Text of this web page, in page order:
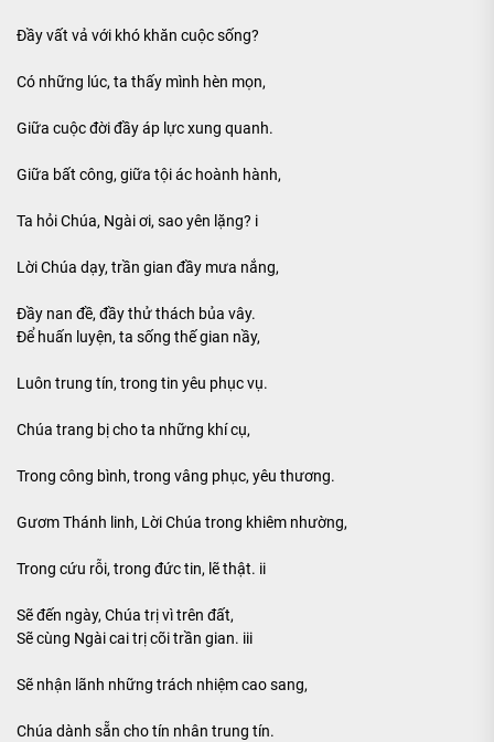
Đầy vất vả với khó khăn cuộc sống?
Có những lúc, ta thấy mình hèn mọn,
Giữa cuộc đời đầy áp lực xung quanh.
Giữa bất công, giữa tội ác hoành hành,
Ta hỏi Chúa, Ngài ơi, sao yên lặng? i
Lời Chúa dạy, trần gian đầy mưa nắng,
Đầy nan đề, đầy thử thách bủa vây.
Để huấn luyện, ta sống thế gian nầy,
Luôn trung tín, trong tin yêu phục vụ.
Chúa trang bị cho ta những khí cụ,
Trong công bình, trong vâng phục, yêu thương.
Gươm Thánh linh, Lời Chúa trong khiêm nhường,
Trong cứu rỗi, trong đức tin, lẽ thật. ii
Sẽ đến ngày, Chúa trị vì trên đất,
Sẽ cùng Ngài cai trị cõi trần gian. iii
Sẽ nhận lãnh những trách nhiệm cao sang,
Chúa dành sẵn cho tín nhân trung tín.